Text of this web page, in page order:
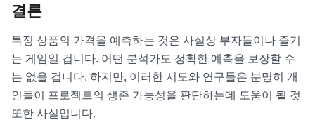
결론
특정 상품의 가격을 예측하는 것은 사실상 부자들이나 즐기
는 게임일 겁니다. 어떤 분석가도 정확한 예측을 보장할 수
는 없을 겁니다. 하지만, 이러한 시도와 연구들은 분명히 개
인들이 프로젝트의 생존 가능성을 판단하는데 도움이 될 것
또한 사실입니다.